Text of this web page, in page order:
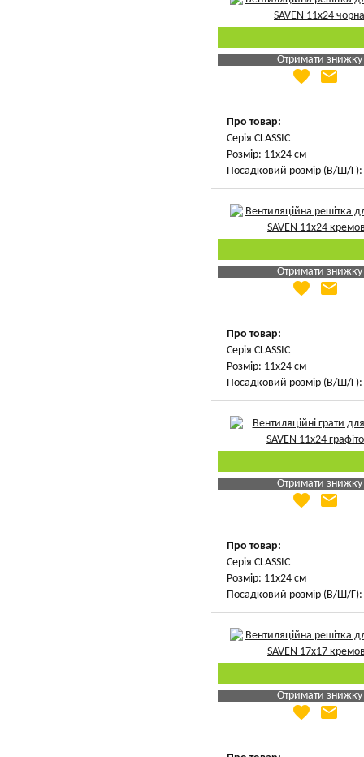
Отримати знижку
Яка Ваша ціна
favorite email
Про товар:
Серія CLASSIC
Розмір: 11х24 см
Посадковий розмір (В/Ш/Г):
Отримати знижку
Яка Ваша ціна
favorite email
Про товар:
Серія CLASSIC
Розмір: 11х24 см
Посадковий розмір (В/Ш/Г):
Отримати знижку
Яка Ваша ціна
favorite email
Про товар:
Серія CLASSIC
Розмір: 11х24 см
Посадковий розмір (В/Ш/Г):
Отримати знижку
Яка Ваша ціна
favorite email